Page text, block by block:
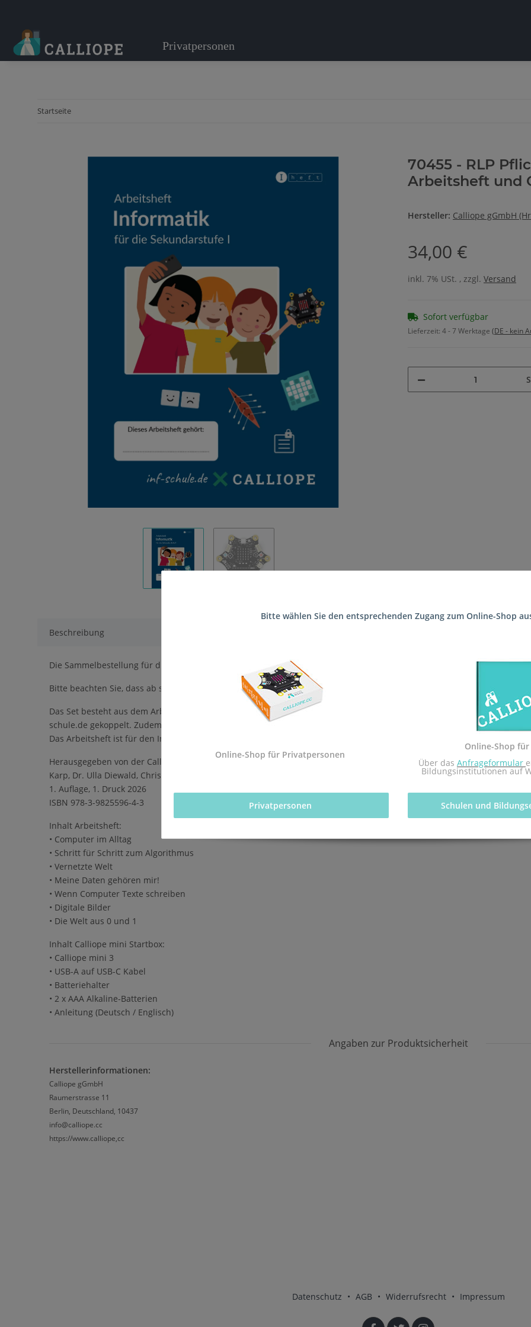
Privatpersonen
Startseite
70455 - RLP
Arbeitsheft und
Hersteller: Calliope gGmbH
34,00 €
inkl. 7% USt. , zzgl. Versand
Sofort verfügbar
Lieferzeit: 4 - 7 Werktage (DE - kein
Beschreibung
Die Sammelbestellung für diese Schule ist jetzt abgeschlossen. Eltern können das Produkt jedoch weiterhin als
Bitte beachten Sie, dass ab sofort alle neuen Bestellungen für dieses Produkt direkt an Sie geliefert werden.
Das Set besteht aus dem Arbeitsheft Informatik für die Sekundarstufe I und der Calliope mini Startbox. Das Arbeitsheft
schule.de gekoppelt. Zudem werden viele Kapitel mit dem Calliope mini umgesetzt.
Das Arbeitsheft ist für den Informatikunterricht der Sekundarstufe I in Rheinland-Pfalz zugelassen.
Herausgegeben von der Calliope gGmbH in Kooperation mit dem Redaktionsteam inf-schule.de, insbesondere Daniel
Karp, Dr. Ulla Diewald, Christian Heinz, Oliver Wendenburg
1. Auflage, 1. Druck 2026
ISBN 978-3-9825596-4-3
Inhalt Arbeitsheft:
• Computer im Alltag
• Schritt für Schritt zum Algorithmus
• Vernetzte Welt
• Meine Daten gehören mir!
• Wenn Computer Texte schreiben
• Digitale Bilder
• Die Welt aus 0 und 1
Inhalt Calliope mini Startbox:
• Calliope mini 3
• USB-A auf USB-C Kabel
• Batteriehalter
• 2 x AAA Alkaline-Batterien
• Anleitung (Deutsch / Englisch)
Angaben zur Produktsicherheit
Herstellerinformationen:
Calliope gGmbH
Raumerstrasse 11
Berlin, Deutschland, 10437
info@calliope.cc
https://www.calliope,cc
Datenschutz • AGB • Widerrufsrecht • Impressum
Bitte wählen Sie den entsprechenden Zugang zum Online-Shop
Online-Shop für Privatpersonen
Privatpersonen
Online-Shop für
Über das Anfrageformular
Bildungsinstitutionen auf
Schulen und